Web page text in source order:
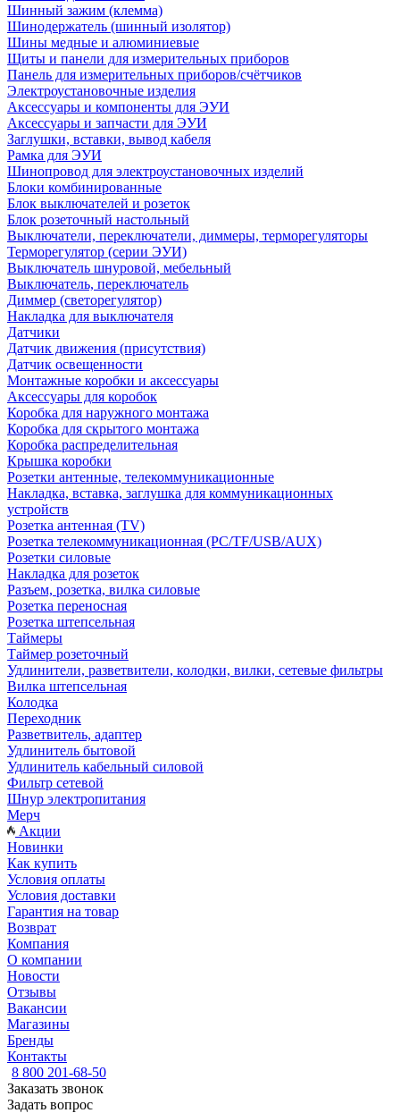
Шинный зажим (клемма)
Шинодержатель (шинный изолятор)
Шины медные и алюминиевые
Щиты и панели для измерительных приборов
Панель для измерительных приборов/счётчиков
Электроустановочные изделия
Аксессуары и компоненты для ЭУИ
Аксессуары и запчасти для ЭУИ
Заглушки, вставки, вывод кабеля
Рамка для ЭУИ
Шинопровод для электроустановочных изделий
Блоки комбинированные
Блок выключателей и розеток
Блок розеточный настольный
Выключатели, переключатели, диммеры, терморегуляторы
Терморегулятор (серии ЭУИ)
Выключатель шнуровой, мебельный
Выключатель, переключатель
Диммер (светорегулятор)
Накладка для выключателя
Датчики
Датчик движения (присутствия)
Датчик освещенности
Монтажные коробки и аксессуары
Аксессуары для коробок
Коробка для наружного монтажа
Коробка для скрытого монтажа
Коробка распределительная
Крышка коробки
Розетки антенные, телекоммуникационные
Накладка, вставка, заглушка для коммуникационных
устройств
Розетка антенная (TV)
Розетка телекоммуникационная (PC/TF/USB/AUX)
Розетки силовые
Накладка для розеток
Разъем, розетка, вилка силовые
Розетка переносная
Розетка штепсельная
Таймеры
Таймер розеточный
Удлинители, разветвители, колодки, вилки, сетевые фильтры
Вилка штепсельная
Колодка
Переходник
Разветвитель, адаптер
Удлинитель бытовой
Удлинитель кабельный силовой
Фильтр сетевой
Шнур электропитания
Мерч
Акции
Новинки
Как купить
Условия оплаты
Условия доставки
Гарантия на товар
Возврат
Компания
О компании
Новости
Отзывы
Вакансии
Магазины
Бренды
Контакты
8 800 201-68-50
Заказать звонок
Задать вопрос